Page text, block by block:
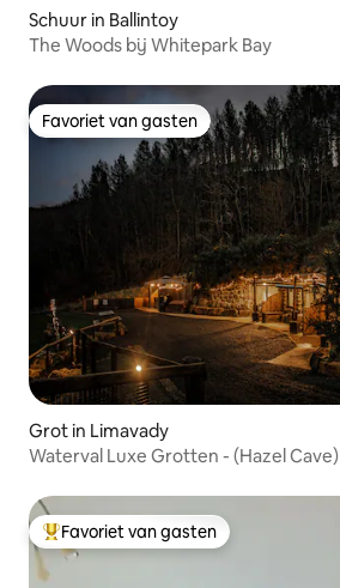
Schuur in Ballintoy
The Woods bij Whitepark Bay
Favoriet van gasten
Favoriet van gasten
Grot in Limavady
Waterval Luxe Grotten - (Hazel Cave)
Topfavoriet van gasten
Favoriet van gasten